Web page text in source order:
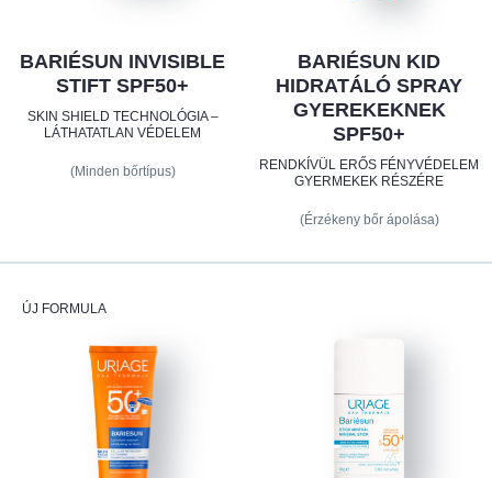
BARIÉSUN INVISIBLE
STIFT SPF50+
SKIN SHIELD TECHNOLÓGIA –
LÁTHATATLAN VÉDELEM
(Minden bőrtípus)
BARIÉSUN KID
HIDRATÁLÓ SPRAY
GYEREKEKNEK
SPF50+
RENDKÍVÜL ERŐS FÉNYVÉDELEM
GYERMEKEK RÉSZÉRE
(Érzékeny bőr ápolása)
ÚJ FORMULA